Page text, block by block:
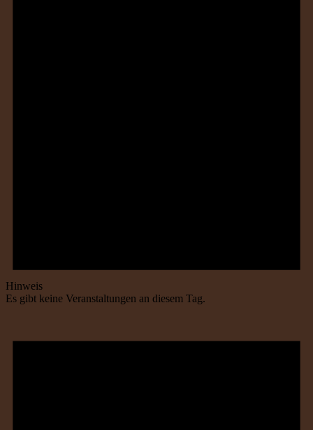
Hinweis
Es gibt keine Veranstaltungen an diesem Tag.